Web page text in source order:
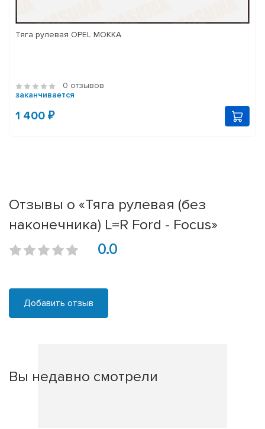
Тяга рулевая OPEL MOKKA
0 отзывов
заканчивается
1 400 ₽
Отзывы о «Тяга рулевая (без
наконечника) L=R Ford - Focus»
0.0
Добавить отзыв
Вы недавно смотрели